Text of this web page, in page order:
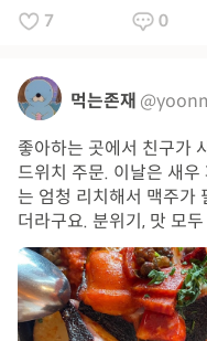
7 0
먹는존재
좋아하는 곳에서 친구가
드위치 주문. 이날은 새우
는 엄청 리치해서 맥주가
더라구요. 분위기, 맛 모